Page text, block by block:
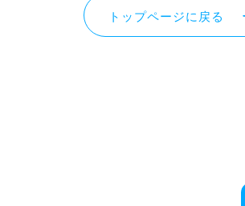
トップページに戻る